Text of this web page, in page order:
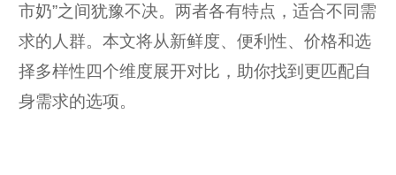
市奶”之间犹豫不决。两者各有特点，适合不同需
求的人群。本文将从新鲜度、便利性、价格和选
择多样性四个维度展开对比，助你找到更匹配自
身需求的选项。